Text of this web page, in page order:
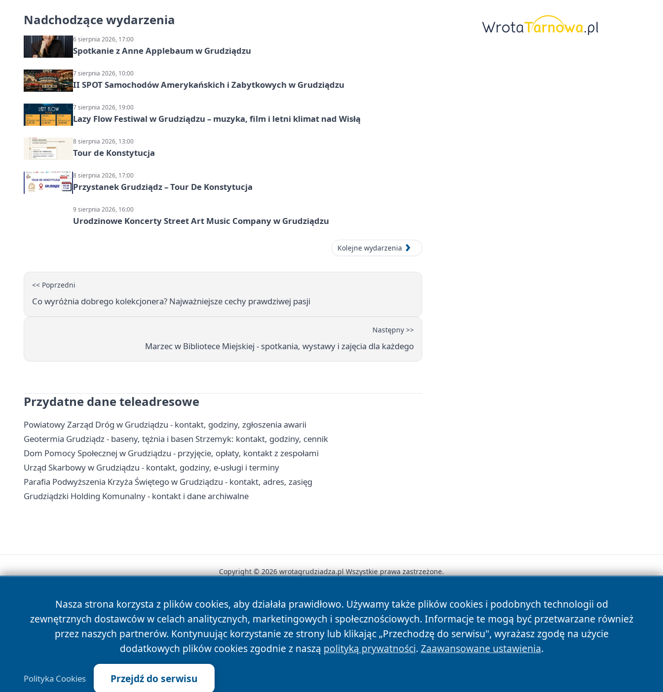
Nadchodzące wydarzenia
6 sierpnia 2026, 17:00
Spotkanie z Anne Applebaum w Grudziądzu
7 sierpnia 2026, 10:00
II SPOT Samochodów Amerykańskich i Zabytkowych w Grudziądzu
7 sierpnia 2026, 19:00
Lazy Flow Festiwal w Grudziądzu – muzyka, film i letni klimat nad Wisłą
8 sierpnia 2026, 13:00
Tour de Konstytucja
8 sierpnia 2026, 17:00
Przystanek Grudziądz – Tour De Konstytucja
9 sierpnia 2026, 16:00
Urodzinowe Koncerty Street Art Music Company w Grudziądzu
Kolejne wydarzenia
<< Poprzedni
Co wyróżnia dobrego kolekcjonera? Najważniejsze cechy prawdziwej pasji
Następny >>
Marzec w Bibliotece Miejskiej - spotkania, wystawy i zajęcia dla każdego
Przydatne dane teleadresowe
Powiatowy Zarząd Dróg w Grudziądzu - kontakt, godziny, zgłoszenia awarii
Geotermia Grudziądz - baseny, tężnia i basen Strzemyk: kontakt, godziny, cennik
Dom Pomocy Społecznej w Grudziądzu - przyjęcie, opłaty, kontakt z zespołami
Urząd Skarbowy w Grudziądzu - kontakt, godziny, e-usługi i terminy
Parafia Podwyższenia Krzyża Świętego w Grudziądzu - kontakt, adres, zasięg
Grudziądzki Holding Komunalny - kontakt i dane archiwalne
Nasza strona korzysta z plików cookies, aby działała prawidłowo. Używamy także plików cookies i podobnych technologii od
zewnętrznych dostawców w celach analitycznych, marketingowych i społecznościowych. Informacje te mogą być przetwarzane również
przez naszych partnerów. Kontynuując korzystanie ze strony lub klikając „Przechodzę do serwisu", wyrażasz zgodę na użycie
dodatkowych plików cookies zgodnie z naszą polityką prywatności. Zaawansowane ustawienia.
Polityka Cookies Przejdź do serwisu
Copyright © 2026 wrotagrudziadza.pl Wszystkie prawa zastrzeżone.
News Autorzy Polityka Prywatności Polityka Cookies